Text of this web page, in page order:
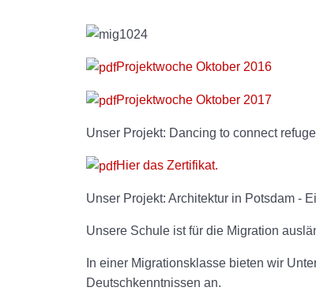
Projektwoche Oktober 2016
Projektwoche Oktober 2017
Unser Projekt: Dancing to connect
Hier das Zertifikat.
Unser Projekt: Architektur in Potsdam -
Unsere Schule ist für die Migration
In einer Migrationsklasse bieten wir
Deutschkenntnissen an.